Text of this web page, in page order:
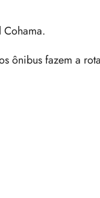
ônibus fazem a